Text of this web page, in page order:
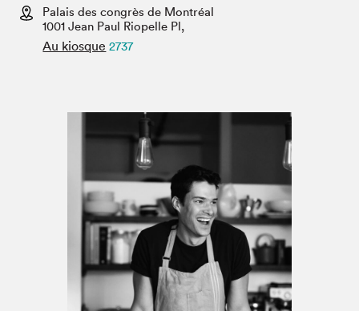
Espace médias
Palais des congrès de Montréal
1001 Jean Paul Riopelle Pl,
Au kiosque 2737